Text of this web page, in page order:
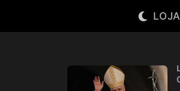
LOJA